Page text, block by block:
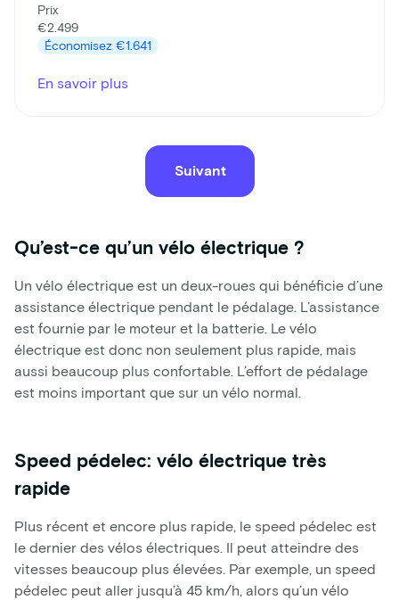
Prix
€2.499
Économisez €1.641
En savoir plus
Suivant
Qu’est-ce qu’un vélo électrique ?
Un vélo électrique est un deux-roues qui bénéficie d’une
assistance électrique pendant le pédalage. L’assistance
est fournie par le moteur et la batterie. Le vélo
électrique est donc non seulement plus rapide, mais
aussi beaucoup plus confortable. L’effort de pédalage
est moins important que sur un vélo normal.
Speed pédelec: vélo électrique très
rapide
Plus récent et encore plus rapide, le speed pédelec est
le dernier des vélos électriques. Il peut atteindre des
vitesses beaucoup plus élevées. Par exemple, un speed
pédelec peut aller jusqu’à 45 km/h, alors qu’un vélo